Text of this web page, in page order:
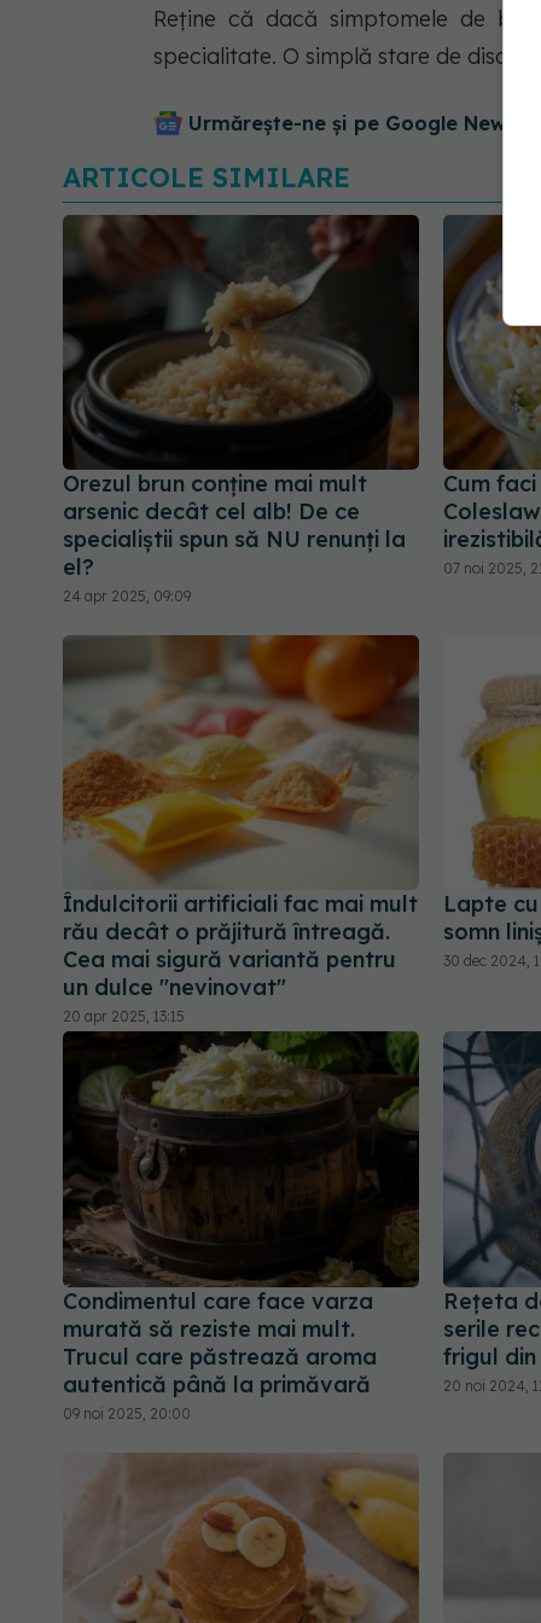
Reține că dacă simptomele de
specialitate. O simplă stare de
Urmărește-ne și pe Google News -
ARTICOLE SIMILARE
Orezul brun conține mai mult
arsenic decât cel alb! De ce
specialiștii spun să NU renunți la
el?
24 apr 2025, 09:09
Cum
07 noi 2025,
Îndulcitorii artificiali fac mai mult
rău decât o prăjitură întreagă.
Cea mai sigură variantă pentru
un dulce "nevinovat"
20 apr 2025, 13:15
Lapte
somn
30 dec 2024,
Condimentul care face varza
murată să reziste mai mult.
Trucul care păstrează aroma
autentică până la primăvară
09 noi 2025, 20:00
Rețeta
serile
frigul din
20 noi 2024,